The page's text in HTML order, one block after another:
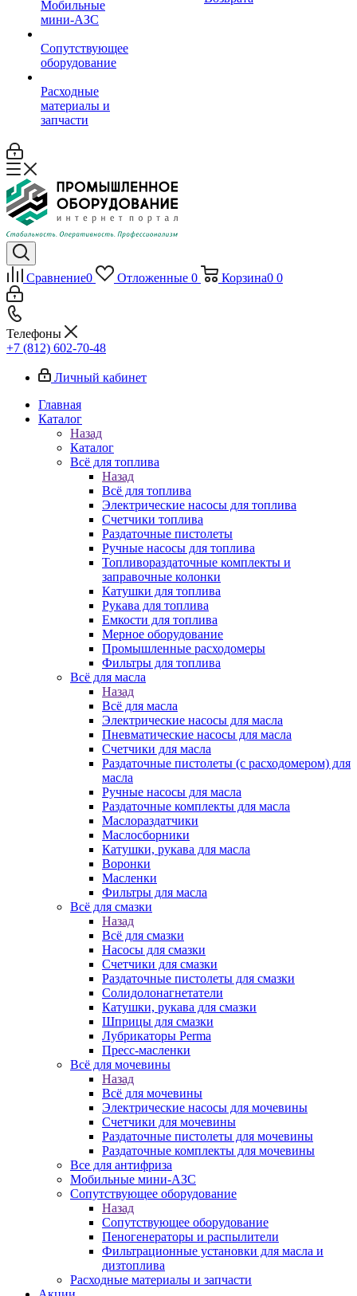
Мобильные
мини-АЗС
Сопутствующее
оборудование
Расходные
материалы и
запчасти
Сравнение0 Отложенные 0 Корзина0 0
Телефоны
+7 (812) 602-70-48
Личный кабинет
Главная
Каталог
Назад
Каталог
Всё для топлива
Назад
Всё для топлива
Электрические насосы для топлива
Счетчики топлива
Раздаточные пистолеты
Ручные насосы для топлива
Топливораздаточные комплекты и
заправочные колонки
Катушки для топлива
Рукава для топлива
Емкости для топлива
Мерное оборудование
Промышленные расходомеры
Фильтры для топлива
Всё для масла
Назад
Всё для масла
Электрические насосы для масла
Пневматические насосы для масла
Счетчики для масла
Раздаточные пистолеты (с расходомером) для
масла
Ручные насосы для масла
Раздаточные комплекты для масла
Маслораздатчики
Маслосборники
Катушки, рукава для масла
Воронки
Масленки
Фильтры для масла
Всё для смазки
Назад
Всё для смазки
Насосы для смазки
Счетчики для смазки
Раздаточные пистолеты для смазки
Солидолонагнетатели
Катушки, рукава для смазки
Шприцы для смазки
Лубрикаторы Perma
Пресс-масленки
Всё для мочевины
Назад
Всё для мочевины
Электрические насосы для мочевины
Счетчики для мочевины
Раздаточные пистолеты для мочевины
Раздаточные комплекты для мочевины
Все для антифриза
Мобильные мини-АЗС
Сопутствующее оборудование
Назад
Сопутствующее оборудование
Пеногенераторы и распылители
Фильтрационные установки для масла и
дизтоплива
Расходные материалы и запчасти